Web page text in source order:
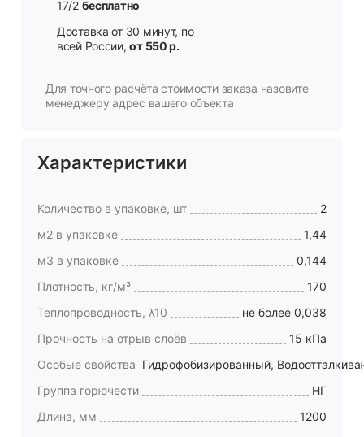
17/2 бесплатно
Доставка от 30 минут, по
всей России,от 550 р.
Для точного расчёта стоимости заказа назовите
менеджеру адрес вашего объекта
Характеристики
Количество в упаковке, шт
2
м2 в упаковке
1,44
м3 в упаковке
0,144
Плотность, кг/м³
170
Теплопроводность, λ10
не более 0,038
Прочность на отрыв слоёв
15 кПа
Особые свойства Гидрофобизированный,
Группа горючести
НГ
Длина, мм
1200